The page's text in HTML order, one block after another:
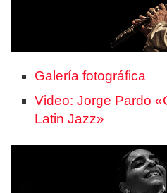
Galería fotográfica
Video: Jorge Pardo
Latin Jazz»